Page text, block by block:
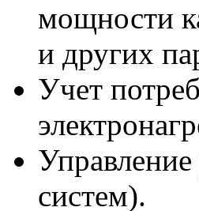
мощности
и других
Учет
систем).